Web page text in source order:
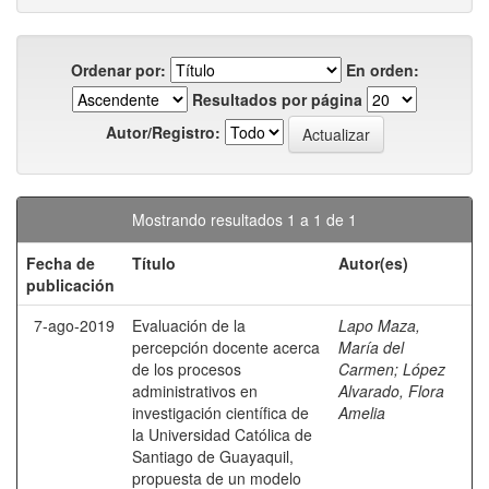
Ordenar por:
En orden:
Resultados por página
Autor/Registro:
Mostrando resultados 1 a 1 de 1
Fecha de
publicación
Título Autor(es)
7-ago-2019
Evaluación de la
percepción docente acerca
de los procesos
administrativos en
investigación científica de
la Universidad Católica de
Santiago de Guayaquil,
propuesta de un modelo
Lapo Maza,
María del
Carmen; López
Alvarado, Flora
Amelia